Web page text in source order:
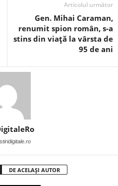
Articolul următor
Gen. Mihai Caraman,
renumit spion român, s-a
stins din viață la vârsta de
95 de ani
DE ACELAȘI AUTOR